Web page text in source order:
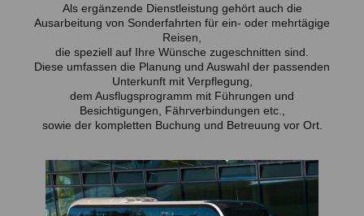
Als ergänzende Dienstleistung gehört auch die
Ausarbeitung von Sonderfahrten für ein- oder mehrtägige
Reisen,
die speziell auf Ihre Wünsche zugeschnitten sind.
Diese umfassen die Planung und Auswahl der passenden
Unterkunft mit Verpflegung,
dem Ausflugsprogramm mit Führungen und
Besichtigungen, Fährverbindungen etc.,
sowie der kompletten Buchung und Betreuung vor Ort.